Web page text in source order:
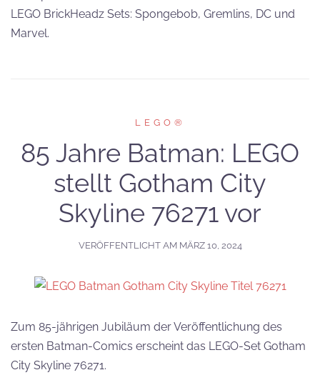
LEGO BrickHeadz Sets: Spongebob, Gremlins, DC und
Marvel.
LEGO®
85 Jahre Batman: LEGO
stellt Gotham City
Skyline 76271 vor
VERÖFFENTLICHT AM MÄRZ 10, 2024
Zum 85-jährigen Jubiläum der Veröffentlichung des
ersten Batman-Comics erscheint das LEGO-Set Gotham
City Skyline 76271.